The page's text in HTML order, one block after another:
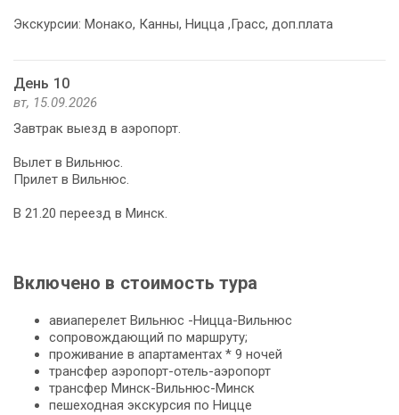
Экскурсии: Монако, Канны, Ницца ,Грасс, доп.плата
День 10
вт, 15.09.2026
Завтрак выезд в аэропорт.
Вылет в Вильнюс.
Прилет в Вильнюс.
Включено в стоимость тура
авиаперелет Вильнюс -Ницца-Вильнюс
сопровождающий по маршруту;
проживание в апартаментах * 9 ночей
трансфер аэропорт-отель-аэропорт
трансфер Минск-Вильнюс-Минск
пешеходная экскурсия по Ницце